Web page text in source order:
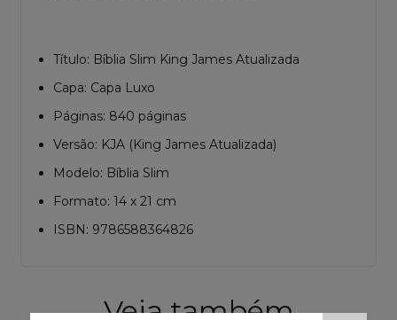
Título: Bíblia Slim King James Atualizada
Capa: Capa Luxo
Páginas: 840 páginas
Versão: KJA (King James Atualizada)
Modelo: Bíblia Slim
Formato: 14 x 21 cm
ISBN: 9786588364826
Veja também